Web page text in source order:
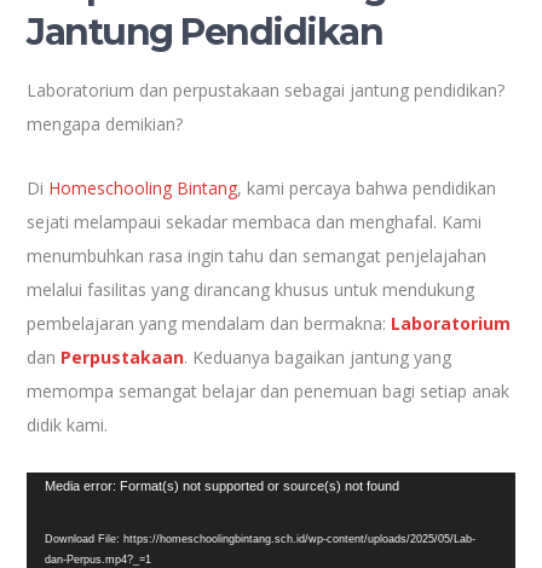
Jantung Pendidikan
Laboratorium dan perpustakaan sebagai jantung pendidikan?
mengapa demikian?
Di Homeschooling Bintang, kami percaya bahwa pendidikan
sejati melampaui sekadar membaca dan menghafal. Kami
menumbuhkan rasa ingin tahu dan semangat penjelajahan
melalui fasilitas yang dirancang khusus untuk mendukung
pembelajaran yang mendalam dan bermakna: Laboratorium
dan Perpustakaan. Keduanya bagaikan jantung yang
memompa semangat belajar dan penemuan bagi setiap anak
didik kami.
Video
Media error: Format(s) not supported or source(s) not found
Download File: https://homeschoolingbintang.sch.id/wp-content/uploads/2025/05/Lab-
dan-Perpus.mp4?_=1